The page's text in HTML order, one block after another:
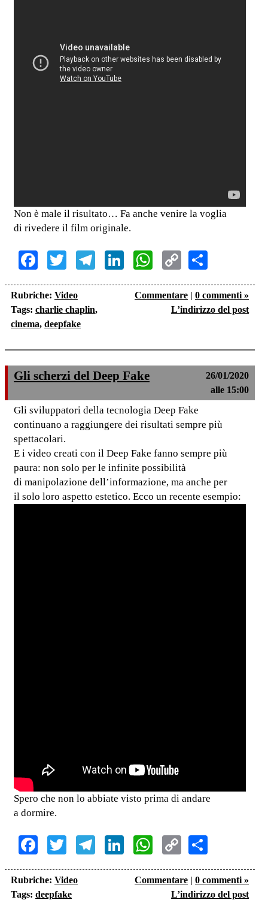
Non è male il risultato… Fa anche venire la voglia
di rivedere il film originale.
Facebook
TwitterTelegram
LinkedInWhatsApp
Copy
Link
Rubriche: Video
Tags: charlie chaplin,
cinema, deepfake
Commentare | 0 commenti »
L’indirizzo del post
Gli scherzi del Deep Fake
26/01/2020
alle 15:00
Gli sviluppatori della tecnologia Deep Fake
continuano a raggiungere dei risultati sempre più
spettacolari.
E i video creati con il Deep Fake fanno sempre più
paura: non solo per le infinite possibilità
di manipolazione dell’informazione, ma anche per
il solo loro aspetto estetico. Ecco un recente esempio:
Spero che non lo abbiate visto prima di andare
a dormire.
Facebook
TwitterTelegram
LinkedInWhatsApp
Copy
Link
Rubriche: Video
Tags: deepfake
Commentare | 0 commenti »
L’indirizzo del post